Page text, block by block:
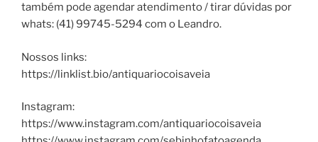
também pode agendar atendimento / tirar dúvidas por
whats: (41) 99745-5294 com o Leandro.
Nossos links:
https://linklist.bio/antiquariocoisaveia
Instagram:
https://www.instagram.com/antiquariocoisaveia